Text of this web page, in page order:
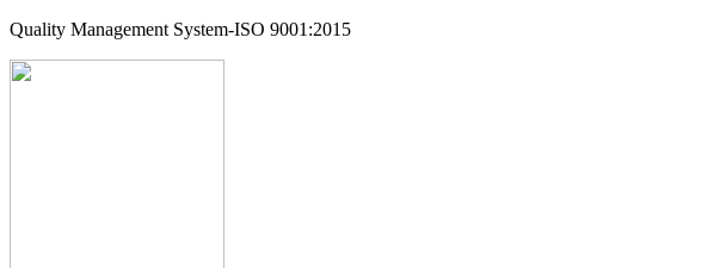
Quality Management System-ISO 9001:2015